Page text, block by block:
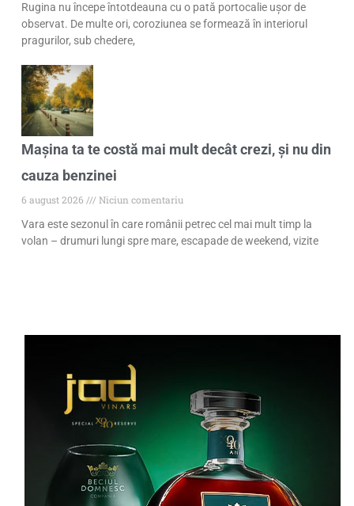
Rugina nu începe întotdeauna cu o pată portocalie ușor de
observat. De multe ori, coroziunea se formează în interiorul
pragurilor, sub chedere,
Mașina ta te costă mai mult decât crezi, și nu din
cauza benzinei
6 august 2026
Niciun comentariu
Vara este sezonul în care românii petrec cel mai mult timp la
volan – drumuri lungi spre mare, escapade de weekend, vizite